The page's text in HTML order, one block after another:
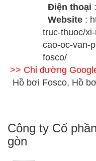
Điện thoại
Website :
truc-thuoc/
cao-oc-van-
fosco/
>> Chỉ đường
Hồ bơi Fosco, Hồ
Công ty Cổ
gòn